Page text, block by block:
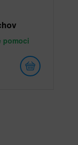
pomoci